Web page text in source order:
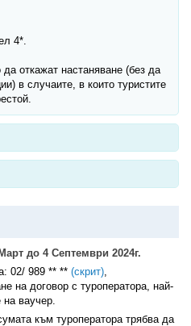
4*.
откажат настаняване (без да
в случаите, в които туристите
до 4 Септември 2024г.
02/ 989 ** ** (скрит),
на договор с туроператора, най-
ваучер.
към туроператора трябва да